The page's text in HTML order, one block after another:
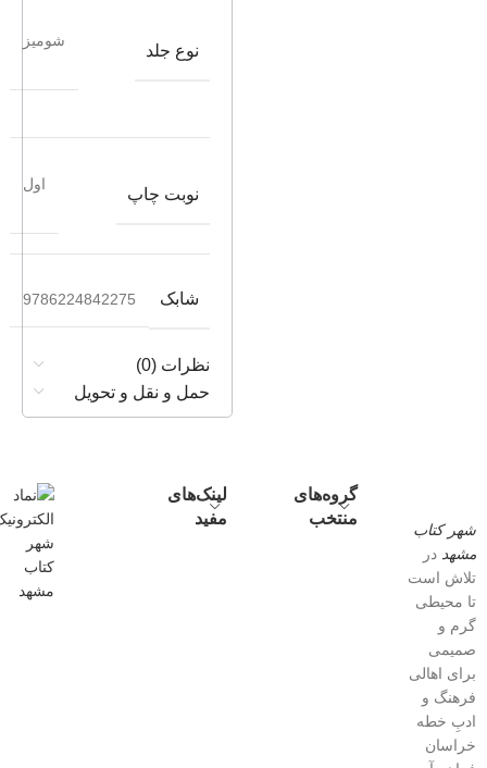
نوع جلد
شومیز
نوبت چاپ
اول
شابک 9786224842275
نظرات (0)
حمل و نقل و تحویل
شهر کتاب
مشهد در
تلاش است
تا محیطی
گرم و
صمیمی
برای اهالی
فرهنگ و
ادبِ خطه
خراسان
گروه‌های
منتخب
لینک‌های
مفید